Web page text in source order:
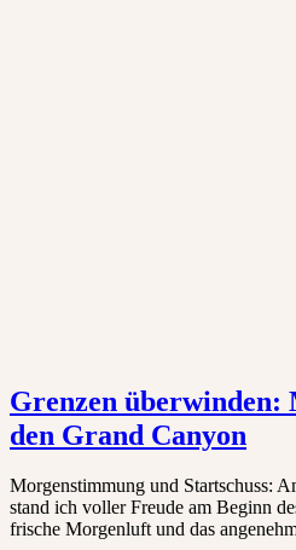
Grenzen überwinden:
den Grand Canyon
Morgenstimmung und Startschuss:
stand ich voller Freude am Beginn
frische Morgenluft und das